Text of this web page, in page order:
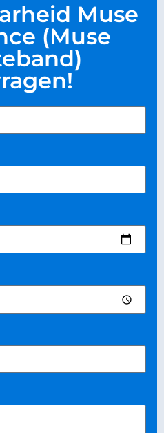
Muse
(Muse